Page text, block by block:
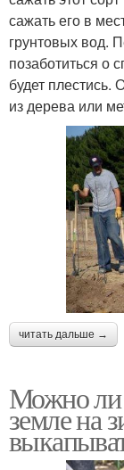
сажать его в
грунтовых вод.
позаботиться о
будет плестись.
из дерева или
читать дальше →
Можно ли
земле на